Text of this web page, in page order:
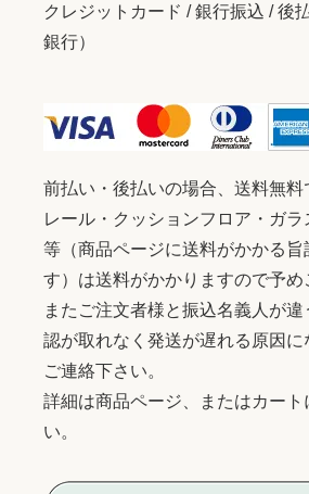
クレジットカード / 銀行振込 / 後
銀行）
前払い・後払いの場合、送料無料
レール・クッションフロア・ガ
等（商品ページに送料がかかる旨
す）は送料がかかりますので予め
またご注文者様と振込名義人が
認が取れなく発送が遅れる原因
ご連絡下さい。
詳細は商品ページ、またはカート
い。